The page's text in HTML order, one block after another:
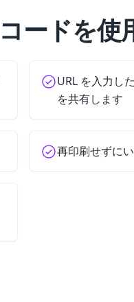
ードを使
URL を入力し
を共有します
再印刷せずに